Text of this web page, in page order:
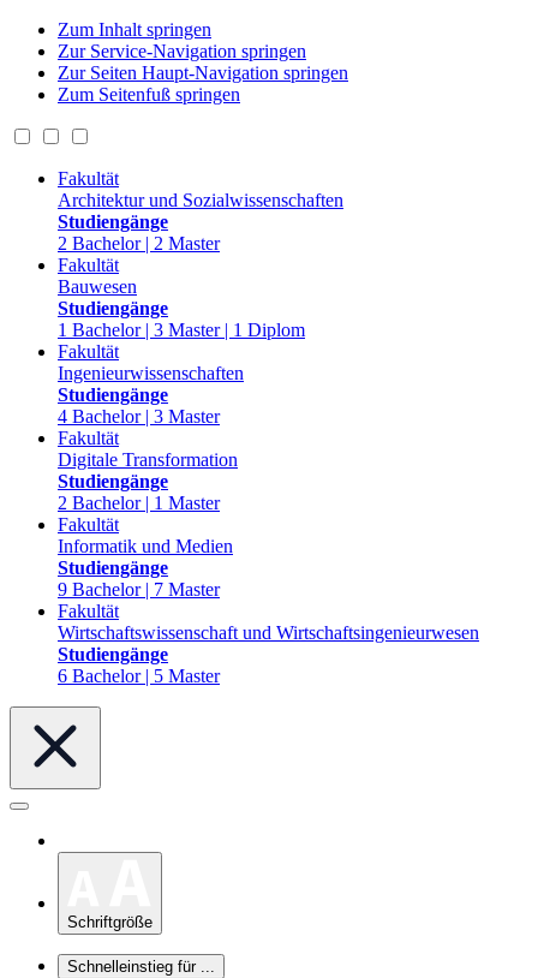
Zum Inhalt springen
Zur Service-Navigation springen
Zur Seiten Haupt-Navigation springen
Zum Seitenfuß springen
Fakultät
Architektur und Sozialwissenschaften
Studiengänge
2 Bachelor | 2 Master
Fakultät
Bauwesen
Studiengänge
1 Bachelor | 3 Master | 1 Diplom
Fakultät
Ingenieurwissenschaften
Studiengänge
4 Bachelor | 3 Master
Fakultät
Digitale Transformation
Studiengänge
2 Bachelor | 1 Master
Fakultät
Informatik und Medien
Studiengänge
9 Bachelor | 7 Master
Fakultät
Wirtschaftswissenschaft und Wirtschaftsingenieurwesen
Studiengänge
6 Bachelor | 5 Master
Schriftgröße
Schnelleinstieg für ...